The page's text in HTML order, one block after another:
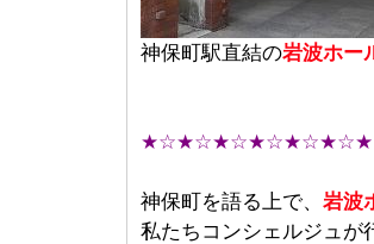
神保町駅直結の岩波ホー
神保町を語る上で、 岩波
私たちコンシェルジュが